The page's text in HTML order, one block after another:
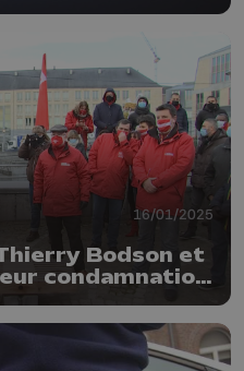
16/01/2025
Bodson et
condamnation